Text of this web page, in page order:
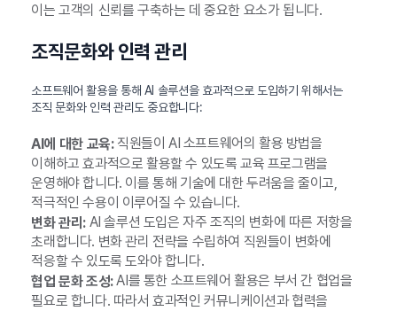
이는 고객의 신뢰를 구축하는 데 중요한 요소가 됩니다.
조직문화와 인력 관리
소프트웨어 활용을 통해 AI 솔루션을 효과적으로 도입하기 위해서는
조직 문화와 인력 관리도 중요합니다:
AI에 대한 교육:직원들이 AI 소프트웨어의 활용 방법을
이해하고 효과적으로 활용할 수 있도록 교육 프로그램을
운영해야 합니다. 이를 통해 기술에 대한 두려움을 줄이고,
적극적인 수용이 이루어질 수 있습니다.
변화 관리:AI 솔루션 도입은 자주 조직의 변화에 따른 저항을
초래합니다. 변화 관리 전략을 수립하여 직원들이 변화에
적응할 수 있도록 도와야 합니다.
협업 문화 조성:AI를 통한 소프트웨어 활용은 부서 간 협업을
필요로 합니다. 따라서 효과적인 커뮤니케이션과 협력을